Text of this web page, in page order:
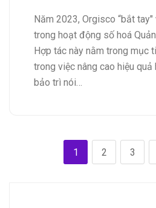
Năm 2023, Orgisco “bắt
trong hoạt động số hoá
Hợp tác này nằm trong mục
trong việc nâng cao hiệu
bảo trì nói…
1 2 3